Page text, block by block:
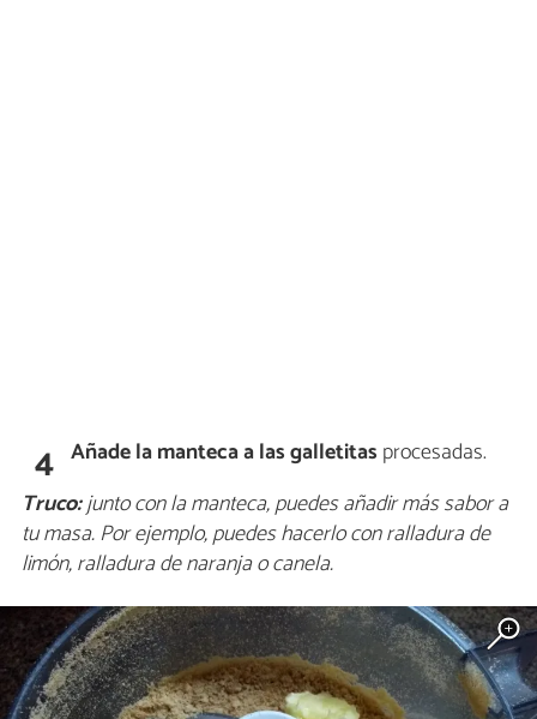
4 Añade la manteca a las galletitas procesadas.
Truco:junto con la manteca, puedes añadir más sabor a
tu masa. Por ejemplo, puedes hacerlo con ralladura de
limón, ralladura de naranja o canela.